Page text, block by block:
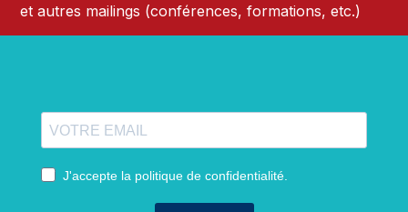
et autres mailings (conférences, formations, etc.)